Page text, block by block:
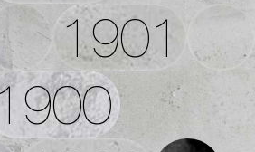
1901